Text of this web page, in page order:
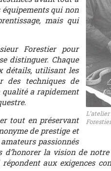
qui non
mais qui
Forestier pour
distinguer. Chaque
détails, utilisant les
des techniques de
a rapidement
tout en préservant
de prestige et
passionnés
d’honorer la vision de
aux exigences